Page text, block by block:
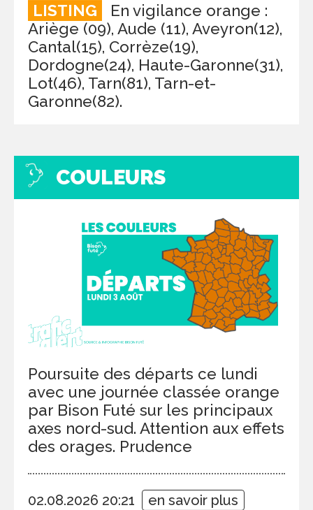
LISTING
En vigilance orange :
Ariège (09), Aude (11), Aveyron(12),
Cantal(15), Corrèze(19),
Dordogne(24), Haute-Garonne(31),
Lot(46), Tarn(81), Tarn-et-
Garonne(82).
COULEURS
Poursuite des départs ce lundi
avec une journée classée orange
par Bison Futé sur les principaux
axes nord-sud. Attention aux effets
des orages. Prudence
02.08.2026 20:21 en savoir plus